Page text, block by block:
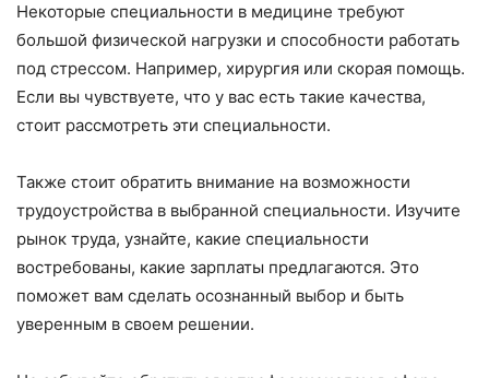
Некоторые специальности в медицине требуют
большой физической нагрузки и способности работать
под стрессом. Например, хирургия или скорая помощь.
Если вы чувствуете, что у вас есть такие качества,
стоит рассмотреть эти специальности.
Также стоит обратить внимание на возможности
трудоустройства в выбранной специальности. Изучите
рынок труда, узнайте, какие специальности
востребованы, какие зарплаты предлагаются. Это
поможет вам сделать осознанный выбор и быть
уверенным в своем решении.